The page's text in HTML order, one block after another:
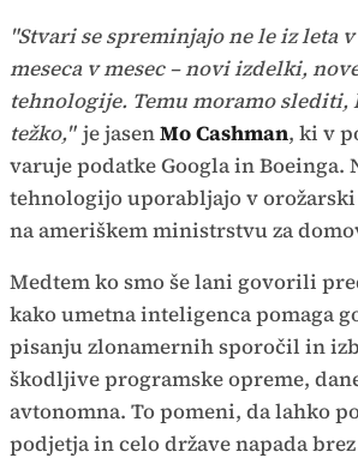
"Stvari se spreminjajo ne le iz leta
meseca v mesec – novi izdelki,
tehnologije. Temu moramo slediti,
težko," je jasenMo Cashman, ki v
varuje podatke Googla in Boeinga.
tehnologijo uporabljajo v
na ameriškem ministrstvu za
Medtem ko smo še lani govorili
kako umetna inteligenca pomaga
pisanju zlonamernih sporočil in
škodljive programske opreme,
avtonomna. To pomeni, da lahko
podjetja in celo države napada